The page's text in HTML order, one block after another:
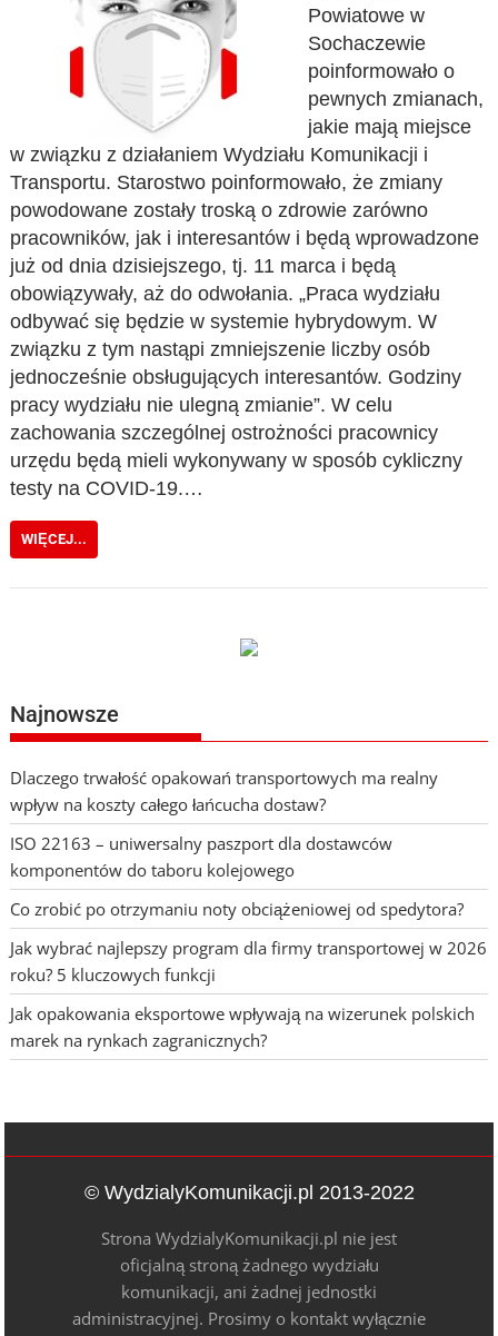
Powiatowe w
Sochaczewie
poinformowało o
pewnych zmianach,
jakie mają miejsce
w związku z działaniem Wydziału Komunikacji i
Transportu. Starostwo poinformowało, że zmiany
powodowane zostały troską o zdrowie zarówno
pracowników, jak i interesantów i będą wprowadzone
już od dnia dzisiejszego, tj. 11 marca i będą
obowiązywały, aż do odwołania. „Praca wydziału
odbywać się będzie w systemie hybrydowym. W
związku z tym nastąpi zmniejszenie liczby osób
jednocześnie obsługujących interesantów. Godziny
pracy wydziału nie ulegną zmianie”. W celu
zachowania szczególnej ostrożności pracownicy
urzędu będą mieli wykonywany w sposób cykliczny
testy na COVID-19.…
WIĘCEJ...
Najnowsze
Dlaczego trwałość opakowań transportowych ma realny
wpływ na koszty całego łańcucha dostaw?
ISO 22163 – uniwersalny paszport dla dostawców
komponentów do taboru kolejowego
Co zrobić po otrzymaniu noty obciążeniowej od spedytora?
Jak wybrać najlepszy program dla firmy transportowej w 2026
roku? 5 kluczowych funkcji
Jak opakowania eksportowe wpływają na wizerunek polskich
marek na rynkach zagranicznych?
© WydzialyKomunikacji.pl 2013-2022
Strona WydzialyKomunikacji.pl nie jest
oficjalną stroną żadnego wydziału
komunikacji, ani żadnej jednostki
administracyjnej. Prosimy o kontakt wyłącznie